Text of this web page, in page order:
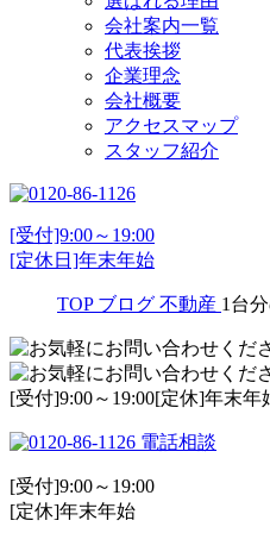
会社案内一覧
代表挨拶
企業理念
会社概要
アクセスマップ
スタッフ紹介
[受付]9:00～19:00
[定休日]年末年始
TOP ブログ 不動産 1台
[受付]9:00～19:00[定休]年末年
電話相談
[受付]9:00～19:00
[定休]年末年始